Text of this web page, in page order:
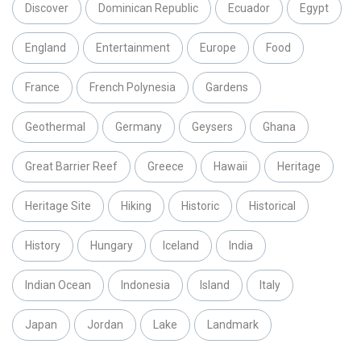
Discover Dominican Republic Ecuador Egypt
England Entertainment Europe Food
France French Polynesia Gardens
Geothermal Germany Geysers Ghana
Great Barrier Reef Greece Hawaii Heritage
Heritage Site Hiking Historic Historical
History Hungary Iceland India
Indian Ocean Indonesia Island Italy
Japan Jordan Lake Landmark